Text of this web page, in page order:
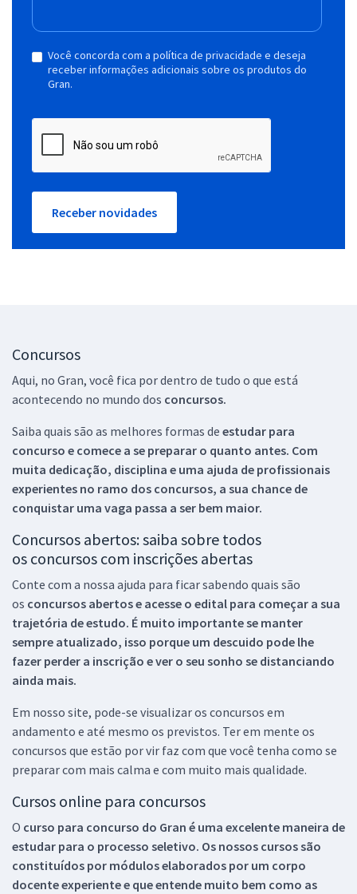
Você concorda com a política de privacidade e deseja
receber informações adicionais sobre os produtos do
Gran.
Receber novidades
Concursos
Aqui, no Gran, você fica por dentro de tudo o que está
acontecendo no mundo dos concursos.
Saiba quais são as melhores formas de estudar para
concurso e comece a se preparar o quanto antes. Com
muita dedicação, disciplina e uma ajuda de profissionais
experientes no ramo dos concursos, a sua chance de
conquistar uma vaga passa a ser bem maior.
Concursos abertos: saiba sobre todos
os concursos com inscrições abertas
Conte com a nossa ajuda para ficar sabendo quais são
os concursos abertos e acesse o edital para começar a sua
trajetória de estudo. É muito importante se manter
sempre atualizado, isso porque um descuido pode lhe
fazer perder a inscrição e ver o seu sonho se distanciando
ainda mais.
Em nosso site, pode-se visualizar os concursos em
andamento e até mesmo os previstos. Ter em mente os
concursos que estão por vir faz com que você tenha como se
preparar com mais calma e com muito mais qualidade.
Cursos online para concursos
O curso para concurso do Gran é uma excelente maneira de
estudar para o processo seletivo. Os nossos cursos são
constituídos por módulos elaborados por um corpo
docente experiente e que entende muito bem como as